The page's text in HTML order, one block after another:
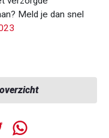
Meld je dan snel